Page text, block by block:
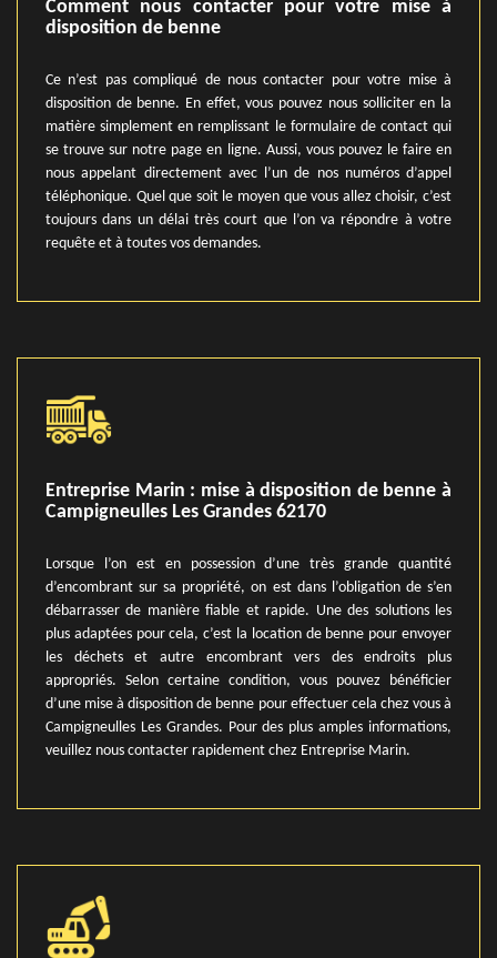
Comment nous contacter pour votre mise à
disposition de benne
Ce n’est pas compliqué de nous contacter pour votre mise à
disposition de benne. En effet, vous pouvez nous solliciter en la
matière simplement en remplissant le formulaire de contact qui
se trouve sur notre page en ligne. Aussi, vous pouvez le faire en
nous appelant directement avec l’un de nos numéros d’appel
téléphonique. Quel que soit le moyen que vous allez choisir, c’est
toujours dans un délai très court que l’on va répondre à votre
requête et à toutes vos demandes.
Entreprise Marin : mise à disposition de benne à
Campigneulles Les Grandes 62170
Lorsque l’on est en possession d’une très grande quantité
d’encombrant sur sa propriété, on est dans l’obligation de s’en
débarrasser de manière fiable et rapide. Une des solutions les
plus adaptées pour cela, c’est la location de benne pour envoyer
les déchets et autre encombrant vers des endroits plus
appropriés. Selon certaine condition, vous pouvez bénéficier
d’une mise à disposition de benne pour effectuer cela chez vous à
Campigneulles Les Grandes. Pour des plus amples informations,
veuillez nous contacter rapidement chez Entreprise Marin.